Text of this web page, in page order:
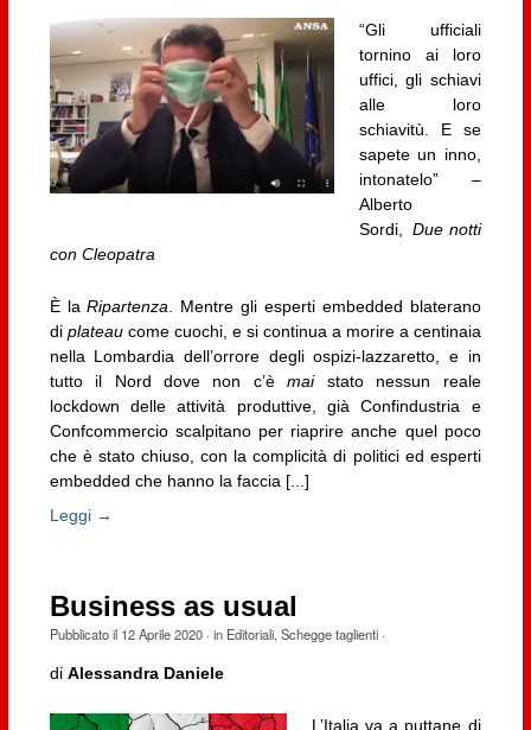
“Gli ufficiali
tornino ai loro
uffici, gli schiavi
alle loro
schiavitù. E se
sapete un inno,
intonatelo” –
Alberto
Sordi,Due notti
con Cleopatra
È laRipartenza . Mentre gli esperti embedded blaterano
di plateaucome cuochi, e si continua a morire a centinaia
nella Lombardia dell’orrore degli ospizi-lazzaretto, e in
tutto il Nord dove non c’èmaistato nessun reale
lockdown delle attività produttive, già Confindustria e
Confcommercio scalpitano per riaprire anche quel poco
che è stato chiuso, con la complicità di politici ed esperti
embedded che hanno la faccia [...]
Leggi →
Business as usual
Pubblicato il 12 Aprile 2020· in Editoriali, Schegge taglienti·
di Alessandra Daniele
L’Italia va a puttane di